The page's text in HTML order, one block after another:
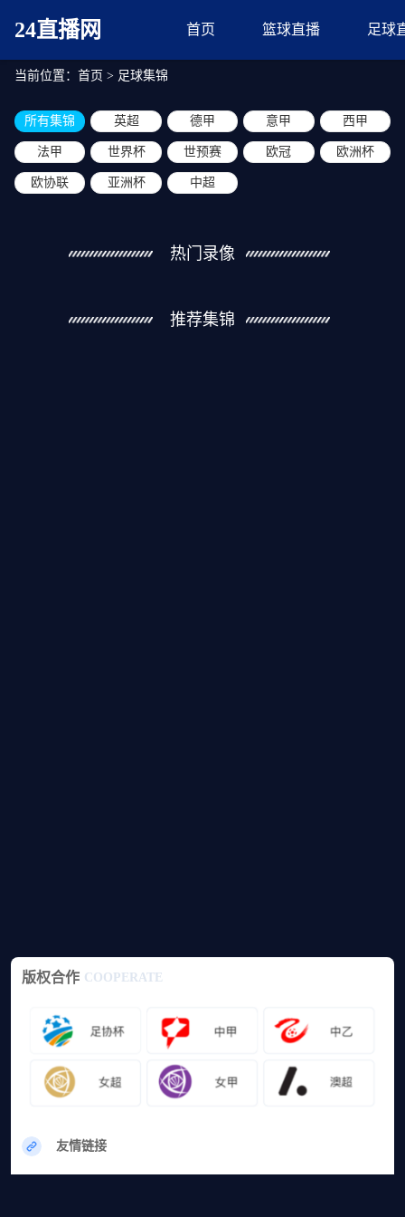
24直播网 首页 篮球直播 足球
当前位置： 首页 > 足球集锦
所有集锦 英超 德甲 意甲 西甲
法甲 世界杯 世预赛 欧冠 欧洲杯
欧协联 亚洲杯 中超
热门录像
推荐集锦
版权合作 COOPERATE
友情链接